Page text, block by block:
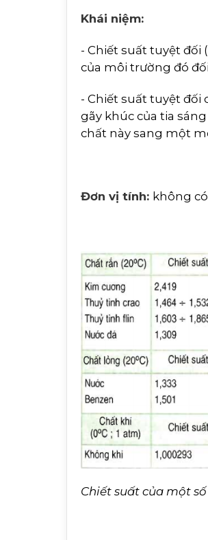
Khái niệm:
- Chiết suất tuyệt đối
của môi trường đó
- Chiết suất tuyệt
gãy khúc của tia
chất này sang một
Đơn vị tính: không có
Chiết suất của một